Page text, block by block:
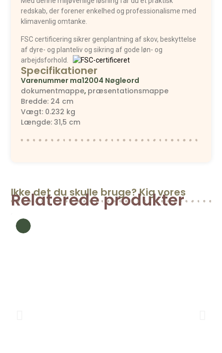
redskab, der forener enkelhed og professionalisme med
klimavenlig omtanke.
FSC certificering sikrer genplantning af skov, beskyttelse
af dyre- og planteliv og sikring af gode løn- og
arbejdsforhold.
Specifikationer
Varenummer ma12004 Nøgleord
dokumentmappe, præsentationsmappe
Bredde: 24 cm
Vægt: 0.232 kg
Længde: 31,5 cm
Ikke det du skulle bruge? Kig vores
Relaterede produkter